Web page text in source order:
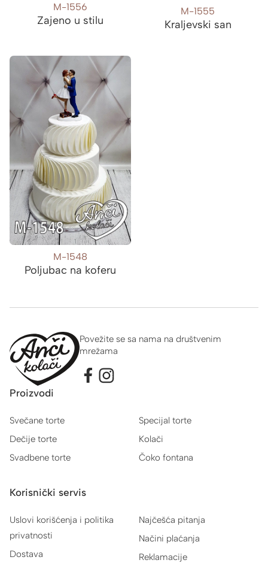
M-1556
Zajeno u stilu
M-1555
Kraljevski san
M-1548
Poljubac na koferu
Povežite se sa nama na društvenim
mrežama
Proizvodi
Svečane torte
Dečije torte
Svadbene torte
Specijal torte
Kolači
Čoko fontana
Korisnički servis
Uslovi korišćenja i politika
privatnosti
Dostava
Najčešća pitanja
Načini plaćanja
Reklamacije